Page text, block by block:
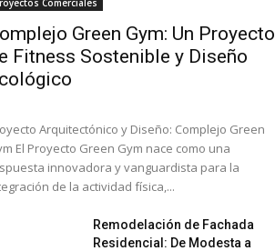
Comerciales
Green Gym: Un Proyecto
Fitness Sostenible y Diseño
Arquitectónico y Diseño: Complejo Green
El Proyecto Green Gym nace como una
innovadora y vanguardista para la
de la actividad física,...
Remodelación de Fachada
Residencial: De Modesta a